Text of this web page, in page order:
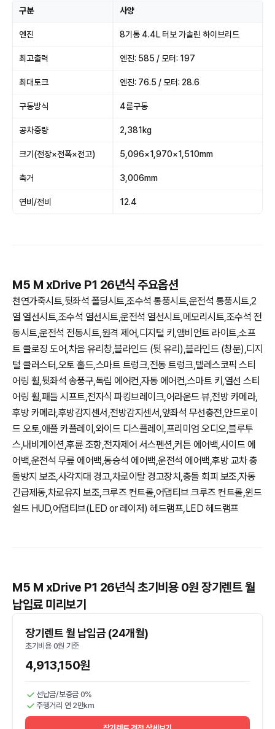
구분 사양
엔진 8기통 4.4L 터보 가솔린 하이브리드
최고출력 엔진: 585 / 모터: 197
최대토크 엔진: 76.5 / 모터: 28.6
구동방식 4륜구동
공차중량 2,381kg
크기(전장×전폭×전고) 5,096×1,970×1,510mm
축거 3,006mm
연비/전비 12.4
M5 M xDrive P1 26년식 주요옵션
천연가죽시트,뒷좌석 폴딩시트,조수석 통풍시트,운전석 통풍시트,2
열 열선시트,조수석 열선시트,운전석 열선시트,메모리시트,조수석 전
동시트,운전석 전동시트,원격 제어,디지털 키,앰비언트 라이트,소프
트 클로징 도어,차음 유리창,블라인드 (뒷 유리),블라인드 (창문),디지
털 클러스터,오토 홀드,스마트 트렁크,전동 트렁크,텔레스코픽 스티
어링 휠,뒷좌석 송풍구,독립 에어컨,자동 에어컨,스마트 키,열선 스티
어링 휠,패들 시프트,전자식 파킹브레이크,어라운드 뷰,전방 카메라,
후방 카메라,후방감지센서,전방감지센서,앞좌석 무선충전,안드로이
드 오토,애플 카플레이,와이드 디스플레이,프리미엄 오디오,블루투
스,내비게이션,후륜 조향,전자제어 서스펜션,커튼 에어백,사이드 에
어백,운전석 무릎 에어백,동승석 에어백,운전석 에어백,후방 교차 충
돌방지 보조,사각지대 경고,차로이탈 경고장치,충돌 회피 보조,자동
긴급제동,차로유지 보조,크루즈 컨트롤,어댑티브 크루즈 컨트롤,윈드
쉴드 HUD,어댑티브(LED or 레이저) 헤드램프,LED 헤드램프
M5 M xDrive P1 26년식 초기비용 0원 장기렌트 월
납입료 미리보기
장기렌트 월 납입금 (24개월)
초기비용 0원 기준
4,913,150원
선납금/보증금 0%
주행거리 연 2만km